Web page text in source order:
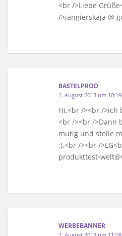
<br />Liebe
/>jangierskaja @
BASTELPROD
1. August 2013 um
Hi,<br /><br />ich
<br /><br />Dann
mutig und stelle
;).<br /><br /
produkttest-
WERBEBANNER